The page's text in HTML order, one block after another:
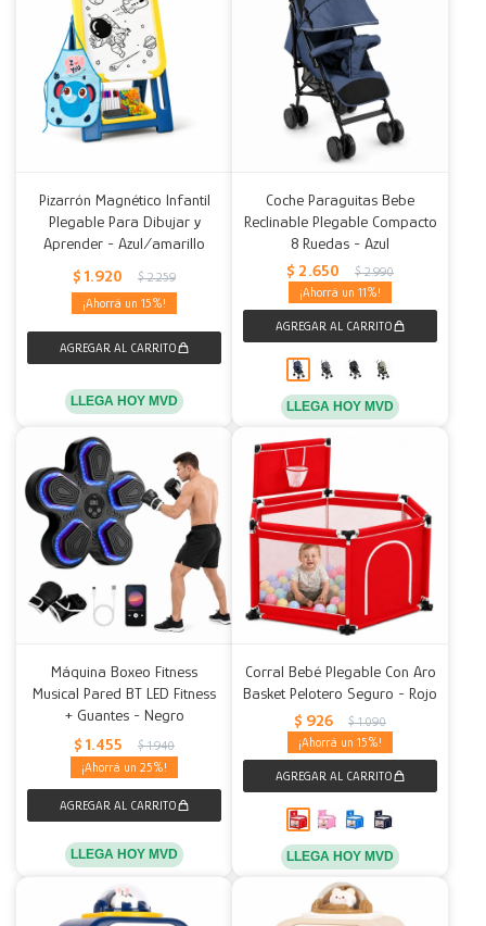
Pizarrón Magnético Infantil
Plegable Para Dibujar y
Aprender - Azul/amarillo
$ 1.920 $ 2.259
15
LLEGA HOY MVD
Coche Paraguitas Bebe
Reclinable Plegable Compacto
8 Ruedas - Azul
$ 2.650 $ 2.990
11
LLEGA HOY MVD
Máquina Boxeo Fitness
Musical Pared BT LED Fitness
+ Guantes - Negro
$ 1.455 $ 1.940
25
LLEGA HOY MVD
Corral Bebé Plegable Con Aro
Basket Pelotero Seguro - Rojo
$ 926 $ 1.090
15
LLEGA HOY MVD